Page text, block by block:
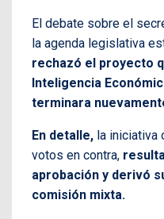
El debate sobre el
la agenda legislativa
rechazó el proyecto
Inteligencia
terminara
En detalle, la
votos en contra,
aprobación y derivó
comisión mixta.